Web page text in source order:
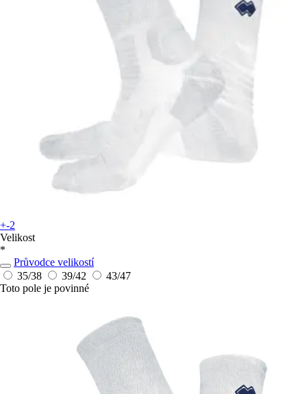
+-2
Velikost
*
Průvodce velikostí
35/38
39/42
43/47
Toto pole je povinné